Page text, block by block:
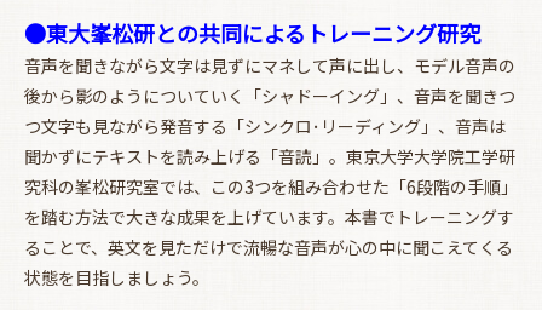
●東大峯松研との共同によるトレーニング研究
音声を聞きながら文字は見ずにマネして声に出し、モデル音声の
後から影のようについていく「シャドーイング」、音声を聞きつ
つ文字も見ながら発音する「シンクロ･リーディング」、音声は
聞かずにテキストを読み上げる「音読」。東京大学大学院工学研
究科の峯松研究室では、この3つを組み合わせた「6段階の手順」
を踏む方法で大きな成果を上げています。本書でトレーニングす
ることで、英文を見ただけで流暢な音声が心の中に聞こえてくる
状態を目指しましょう。